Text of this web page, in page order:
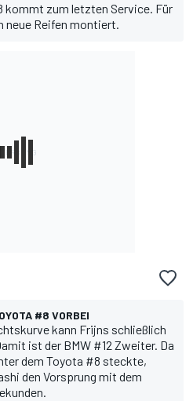
kommt zum letzten Service. Für
neue Reifen montiert.
#8 VORBEI
kann Frijns schließlich
ist der BMW #12 Zweiter. Da
dem Toyota #8 steckte,
den Vorsprung mit dem